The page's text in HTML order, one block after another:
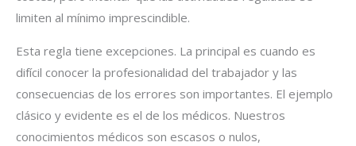
limiten al mínimo imprescindible.
Esta regla tiene excepciones. La principal es cuando es
difícil conocer la profesionalidad del trabajador y las
consecuencias de los errores son importantes. El ejemplo
clásico y evidente es el de los médicos. Nuestros
conocimientos médicos son escasos o nulos,